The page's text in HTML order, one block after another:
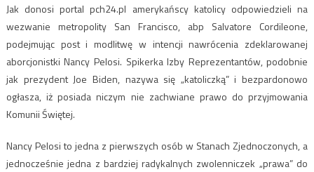
Jak donosi portal pch24.pl amerykańscy katolicy odpowiedzieli na
wezwanie metropolity San Francisco, abp Salvatore Cordileone,
podejmując post i modlitwę w intencji nawrócenia zdeklarowanej
aborcjonistki Nancy Pelosi. Spikerka Izby Reprezentantów, podobnie
jak prezydent Joe Biden, nazywa się „katoliczką” i bezpardonowo
ogłasza, iż posiada niczym nie zachwiane prawo do przyjmowania
Komunii Świętej.
Nancy Pelosi to jedna z pierwszych osób w Stanach Zjednoczonych, a
jednocześnie jedna z bardziej radykalnych zwolenniczek „prawa” do